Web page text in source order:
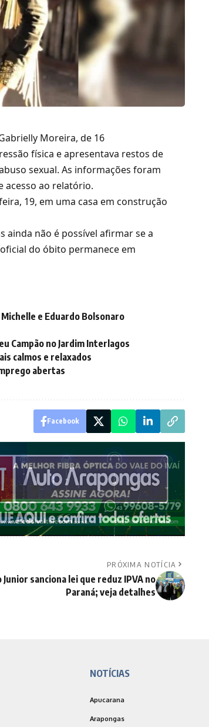
Moreira, de 16
física e apresentava restos de
sexual. As informações foram
acesso ao relatório.
19, em uma casa em construção
ainda não é possível afirmar se a
do óbito permanece em
e Eduardo Bolsonaro
Campão no Jardim Interlagos
calmos e relaxados
abertas
Facebook
PRÓXIMA NOTÍCIA
Junior sanciona lei que reduz IPVA no
Paraná; veja detalhes
NOTÍCIAS
Apucarana
Arapongas